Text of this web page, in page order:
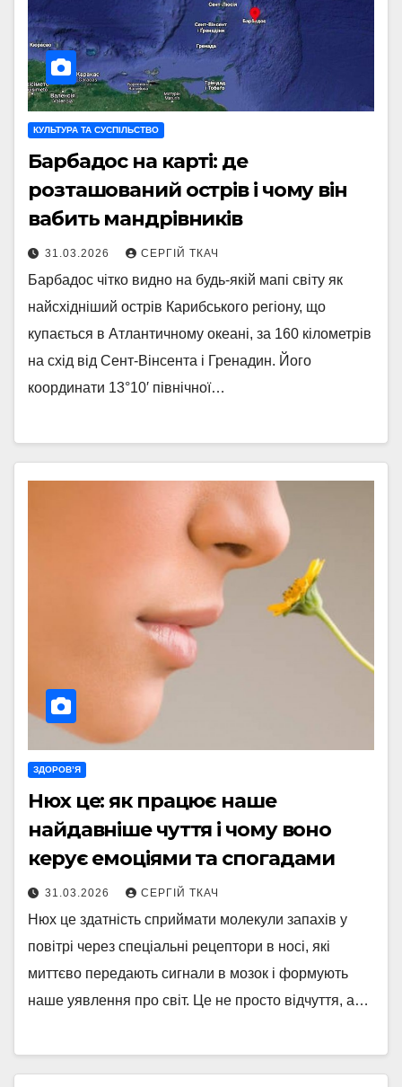
КУЛЬТУРА ТА СУСПІЛЬСТВО
Барбадос на карті: де
розташований острів і чому він
вабить мандрівників
31.03.2026 СЕРГІЙ ТКАЧ
Барбадос чітко видно на будь-якій мапі світу як
найсхідніший острів Карибського регіону, що
купається в Атлантичному океані, за 160 кілометрів
на схід від Сент-Вінсента і Гренадин. Його
координати 13°10′ північної…
ЗДОРОВ’Я
Нюх це: як працює наше
найдавніше чуття і чому воно
керує емоціями та спогадами
31.03.2026 СЕРГІЙ ТКАЧ
Нюх це здатність сприймати молекули запахів у
повітрі через спеціальні рецептори в носі, які
миттєво передають сигнали в мозок і формують
наше уявлення про світ. Це не просто відчуття, а…